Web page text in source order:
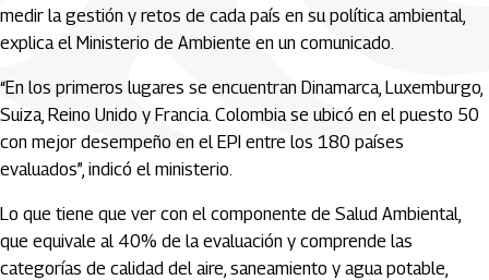
medir la gestión y retos de cada país en su política ambiental,
explica el Ministerio de Ambiente en un comunicado.
“En los primeros lugares se encuentran Dinamarca, Luxemburgo,
Suiza, Reino Unido y Francia. Colombia se ubicó en el puesto 50
con mejor desempeño en el EPI entre los 180 países
evaluados”, indicó el ministerio.
Lo que tiene que ver con el componente de Salud Ambiental,
que equivale al 40% de la evaluación y comprende las
categorías de calidad del aire, saneamiento y agua potable,